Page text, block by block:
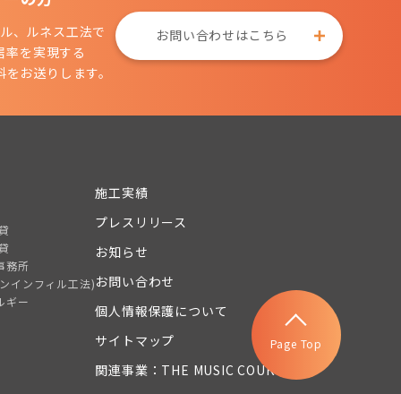
Page Top
、ルネス工法で
率を実現する
お送りします。
お問い合わせはこちら
務所
インフィル工法)
ギー
施工実績
プレスリリース
お知らせ
お問い合わせ
個人情報保護について
サイトマップ
関連事業：THE MUSIC COURT